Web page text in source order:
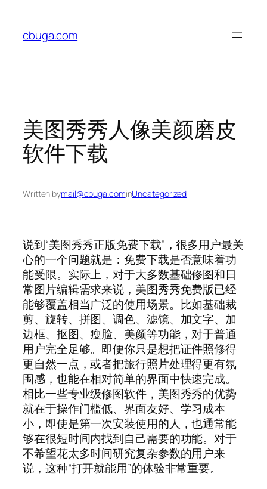
content
cbuga.com
美图秀秀人像美颜磨皮
软件下载
Written bymail@cbuga.cominUncategorized
说到“美图秀秀正版免费下载”，很多用户最关
心的一个问题就是：免费下载是否意味着功
能受限。实际上，对于大多数基础修图和日
常图片编辑需求来说，美图秀秀免费版已经
能够覆盖相当广泛的使用场景。比如基础裁
剪、旋转、拼图、调色、滤镜、加文字、加
边框、抠图、瘦脸、美颜等功能，对于普通
用户完全足够。即便你只是想把证件照修得
更自然一点，或者把旅行照片处理得更有氛
围感，也能在相对简单的界面中快速完成。
相比一些专业级修图软件，美图秀秀的优势
就在于操作门槛低、界面友好、学习成本
小，即使是第一次安装使用的人，也通常能
够在很短时间内找到自己需要的功能。对于
不希望花太多时间研究复杂参数的用户来
说，这种“打开就能用”的体验非常重要。